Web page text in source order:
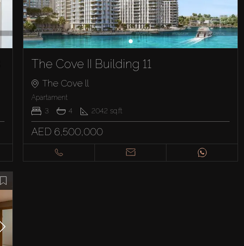
The Cove II Building 11
The Cove ll
Apartament
3
4 2042 sq.ft
AED 6,500,000